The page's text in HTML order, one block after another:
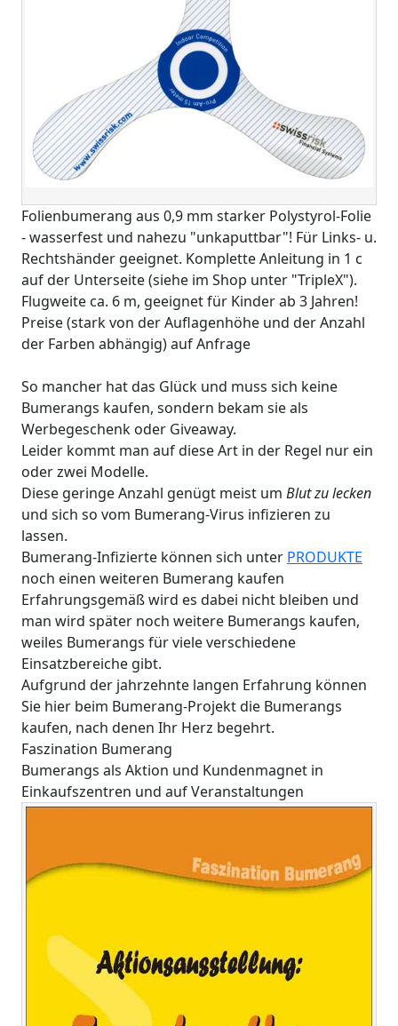
Folienbumerang aus 0,9 mm starker Polystyrol-Folie
- wasserfest und nahezu "unkaputtbar"! Für Links- u.
Rechtshänder geeignet. Komplette Anleitung in 1 c
auf der Unterseite (siehe im Shop unter "TripleX").
Flugweite ca. 6 m, geeignet für Kinder ab 3 Jahren!
Preise (stark von der Auflagenhöhe und der Anzahl
der Farben abhängig) auf Anfrage
So mancher hat das Glück und muss sich keine
Bumerangs kaufen, sondern bekam sie als
Werbegeschenk oder Giveaway.
Leider kommt man auf diese Art in der Regel nur ein
oder zwei Modelle.
Diese geringe Anzahl genügt meist um Blut zu lecken
und sich so vom Bumerang-Virus infizieren zu
lassen.
Bumerang-Infizierte können sich unter PRODUKTE
noch einen weiteren Bumerang kaufen
Erfahrungsgemäß wird es dabei nicht bleiben und
man wird später noch weitere Bumerangs kaufen,
weiles Bumerangs für viele verschiedene
Einsatzbereiche gibt.
Aufgrund der jahrzehnte langen Erfahrung können
Sie hier beim Bumerang-Projekt die Bumerangs
kaufen, nach denen Ihr Herz begehrt.
Faszination Bumerang
Bumerangs als Aktion und Kundenmagnet in
Einkaufszentren und auf Veranstaltungen